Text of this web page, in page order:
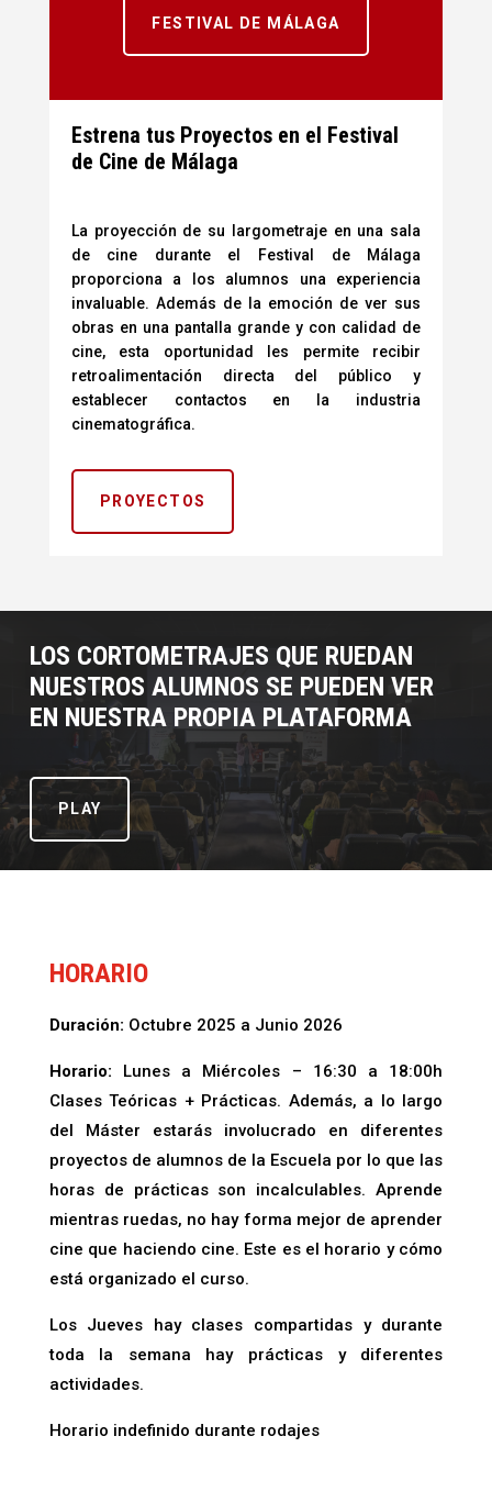
FESTIVAL DE MÁLAGA
Estrena tus Proyectos en el Festival
de Cine de Málaga
La proyección de su largometraje en una sala
de cine durante el Festival de Málaga
proporciona a los alumnos una experiencia
invaluable. Además de la emoción de ver sus
obras en una pantalla grande y con calidad de
cine, esta oportunidad les permite recibir
retroalimentación directa del público y
establecer contactos en la industria
cinematográfica.
PROYECTOS
LOS CORTOMETRAJES QUE RUEDAN
NUESTROS ALUMNOS SE PUEDEN VER
EN NUESTRA PROPIA PLATAFORMA
PLAY
HORARIO
Duración: Octubre 2025 a Junio 2026
Horario:
Lunes a Miércoles – 16:30 a 18:00h
Clases Teóricas + Prácticas. Además, a lo largo
del Máster estarás involucrado en diferentes
proyectos de alumnos de la Escuela por lo que las
horas de prácticas son incalculables. Aprende
mientras ruedas, no hay forma mejor de aprender
cine que haciendo cine. Este es el horario y cómo
está organizado el curso.
Los Jueves hay clases compartidas y durante
toda la semana hay prácticas y diferentes
actividades.
Horario indefinido durante rodajes